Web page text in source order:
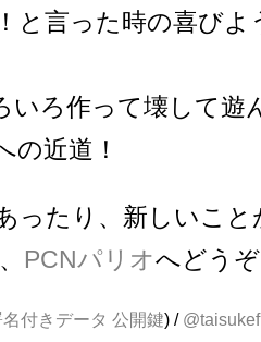
と言った時の喜びよ
いろ作って壊して遊
の近道！
ったり、新しいこ
PCNパリオへどう
付きデータ 公開鍵) / @taisukef